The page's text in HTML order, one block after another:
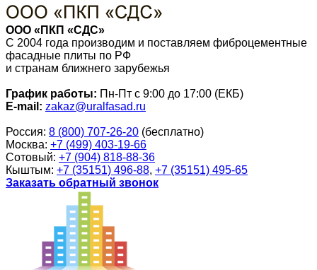
ООО «ПКП «СДС»
С 2004 года производим и поставляем фиброцементные
фасадные плиты по РФ
и странам ближнего зарубежья
График работы: Пн-Пт с 9:00 до 17:00 (ЕКБ)
E-mail: zakaz@uralfasad.ru
Россия: 8 (800) 707-26-20 (бесплатно)
Москва: +7 (499) 403-19-66
Сотовый: +7 (904) 818-88-36
Кыштым: +7 (35151) 496-88, +7 (35151) 495-65
Заказать обратный звонок